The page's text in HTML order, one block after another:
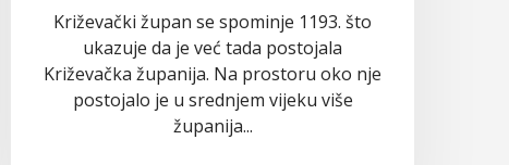
Križevački župan se spominje 1193. što
ukazuje da je već tada postojala
Križevačka županija. Na prostoru oko nje
postojalo je u srednjem vijeku više
županija...